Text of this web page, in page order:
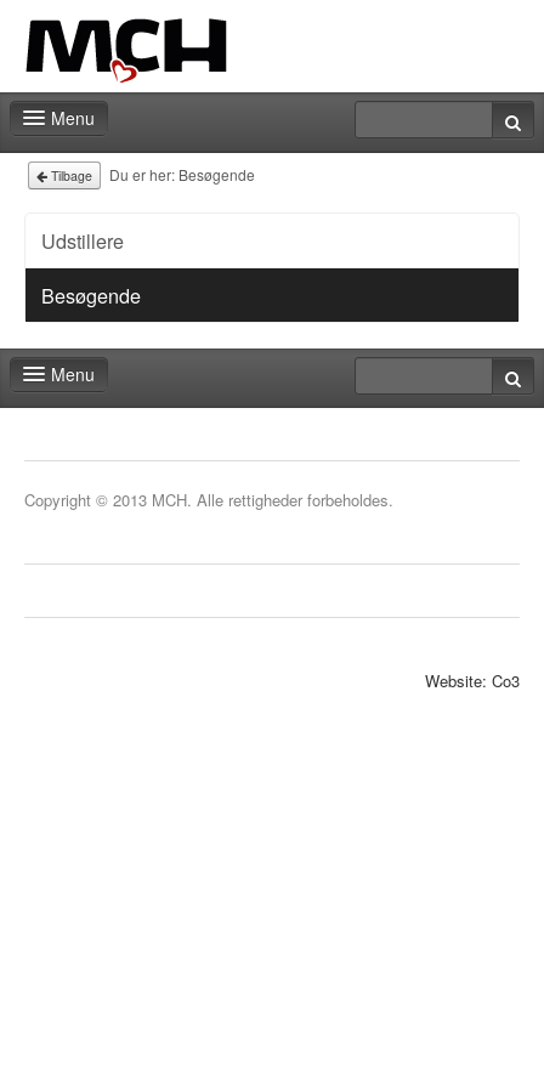
Menu
Messeshoppen
Kontakt
Tilbage Du er her: Besøgende
Udstillere
Besøgende
Menu
Copyright © 2013 MCH. Alle rettigheder forbeholdes.
Website: Co3